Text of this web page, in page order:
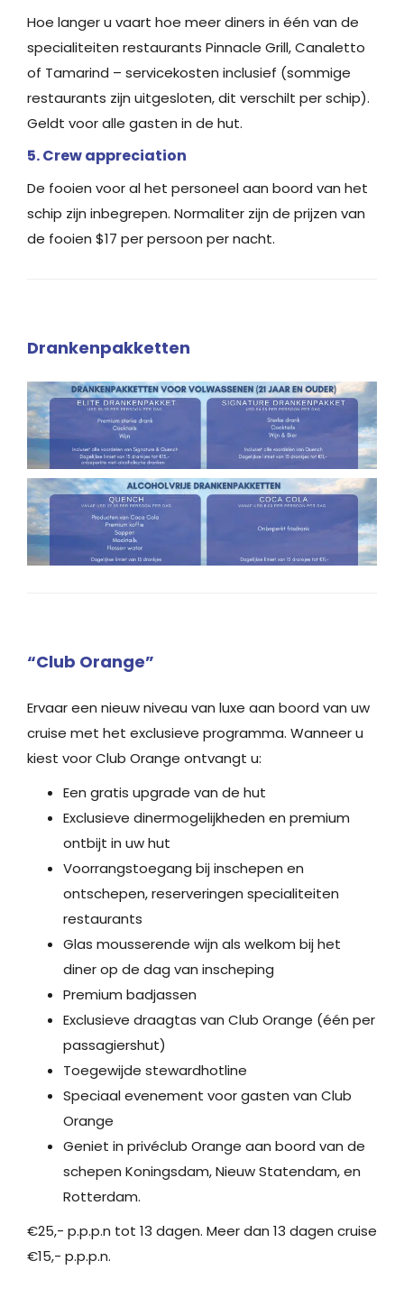
Hoe langer u vaart hoe meer diners in één van de
specialiteiten restaurants Pinnacle Grill, Canaletto
of Tamarind – servicekosten inclusief (sommige
restaurants zijn uitgesloten, dit verschilt per schip).
Geldt voor alle gasten in de hut.
5. Crew appreciation
De fooien voor al het personeel aan boord van het
schip zijn inbegrepen. Normaliter zijn de prijzen van
de fooien $17 per persoon per nacht.
Drankenpakketten
“Club Orange”
Ervaar een nieuw niveau van luxe aan boord van uw
cruise met het exclusieve programma. Wanneer u
kiest voor Club Orange ontvangt u:
Een gratis upgrade van de hut
Exclusieve dinermogelijkheden en premium
ontbijt in uw hut
Voorrangstoegang bij inschepen en
ontschepen, reserveringen specialiteiten
restaurants
Glas mousserende wijn als welkom bij het
diner op de dag van inscheping
Premium badjassen
Exclusieve draagtas van Club Orange (één per
passagiershut)
Toegewijde stewardhotline
Speciaal evenement voor gasten van Club
Orange
Geniet in privéclub Orange aan boord van de
schepen Koningsdam, Nieuw Statendam, en
Rotterdam.
€25,- p.p.p.n tot 13 dagen. Meer dan 13 dagen cruise
€15,- p.p.p.n.